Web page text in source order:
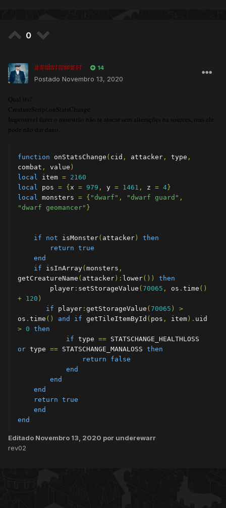
0
underewarr 14
Postado Novembro 13, 2020
Qual tfs?
CreatureScript,onStatsChange
Impossivel fazer o monstrão não te atacar sem alterações na sources, mas ele
pode não dar dano.
function onStatsChange ( cid , attacker , type ,
combat , value )
local item = 2160
local pos = { x = 979 , y = 1461 , z = 4 }
local monsters = { "dwarf" , "dwarf guard" ,
"dwarf geomancer" }
if not isMonster( attacker )
then
return true
end
if isInArray( monsters ,
getCreatureName ( attacker ): lower())
then
player : setStorageValue ( 70065 , os . time ()
+ 120 )
if player : getStorageValue ( 70065 )
>
os . time () and if getTileItemById ( pos , item ).
>
0 then
if type ==
or type == STATSCHANGE_MANALOSS then
return
false
end
end
end
return true
end
end
Editado Novembro 13, 2020 por underewarr
rev02